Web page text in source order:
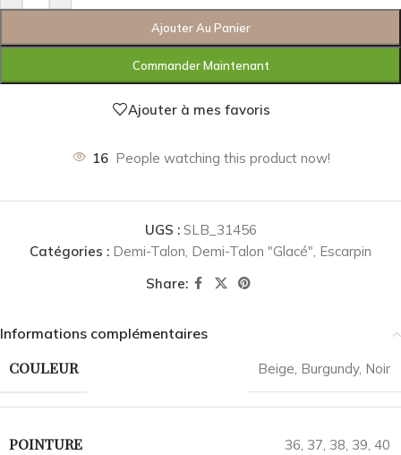
Ajouter Au Panier
Commander Maintenant
Ajouter à mes favoris
16 People watching this product now!
UGS : SLB_31456
Catégories : Demi-Talon, Demi-Talon "Glacé", Escarpin
Share:
Informations complémentaires
COULEUR Beige, Burgundy, Noir
POINTURE 36, 37, 38, 39, 40